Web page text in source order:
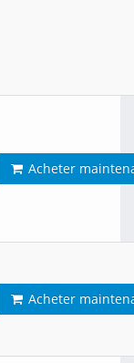
Acheter
Acheter